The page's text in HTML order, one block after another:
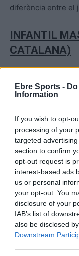
Ebre Sports -
Information
If you wish to opt-
processing of your
targeted
section to confirm
opt-out request is
interest-based ads
us or personal
your opt-out. You
disclosure of your
IAB’s list of
also be disclosed
Downstream
diferència entre el
INFANTIL
CATALANA)
C.E.
Marc , Alex,
Primera derrota
començament
rectificar per
desfavorable de
la porta contrària
derrota final. No
tancada i un atac